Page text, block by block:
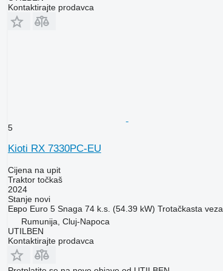
Kontaktirajte prodavca
5
Kioti RX 7330PC-EU
Cijena na upit
Traktor točkaš
2024
Stanjenovi
Евро Euro 5 Snaga 74 k.s. (54.39 kW) Trotačkasta veza
Rumunija, Cluj-Napoca
UTILBEN
Kontaktirajte prodavca